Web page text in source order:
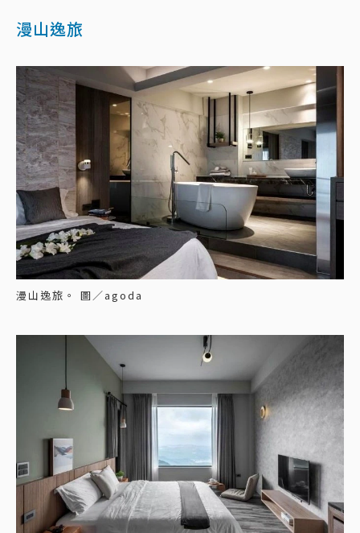
漫山逸旅
漫山逸旅。 圖／agoda